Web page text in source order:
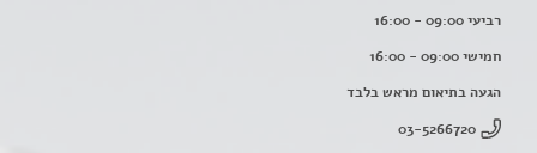
רביעי 09:00 - 16:00
חמישי 09:00 - 16:00
הגעה בתיאום מראש בלבד
03-5266720